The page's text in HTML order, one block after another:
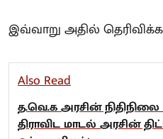
இவ்வாறு அதில்
Also Read
த.வெ.க அரசின்
திராவிட மாடல் அரசின்